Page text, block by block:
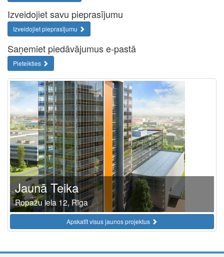
Izveidojiet savu pieprasījumu
Izveidojiet pieprasījumu
Saņemiet piedāvājumus e-pastā
Pieteikties
Jaunā Teika
Ropažu iela 12, Rīga
Apskatīt visus jaunos projektus